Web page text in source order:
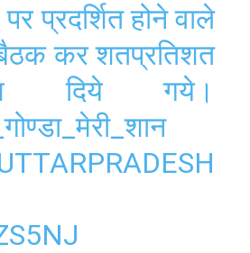
प्रदर्शित होने वाले
बैठक कर शतप्रतिशत
दिये गये।